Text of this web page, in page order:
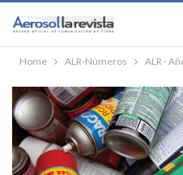
Home ALR-Números ALR -